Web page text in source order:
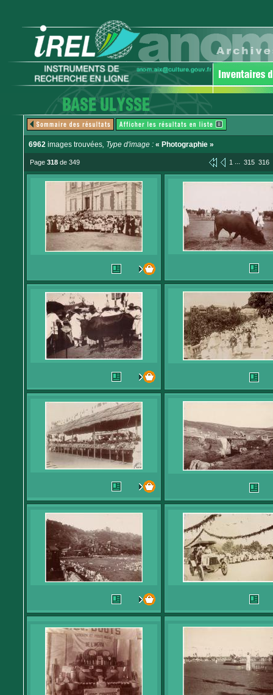
6962 images trouvées, Type d'image : « Photographie »
Page 318 de 349 1 ... 315 316